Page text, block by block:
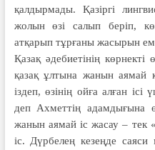
қалдырмады. Қазіргі
жолын өзі салып беріп,
атқарып тұрғаны жасырын
Қазақ әдебиетінің
қазақ ұлтына жанын
іздеп, өзінің ойға алған ісі
деп Ахметтің адамдығына
жанын аямай іс жасау – тек
іс. Дүрбелең кезеңде